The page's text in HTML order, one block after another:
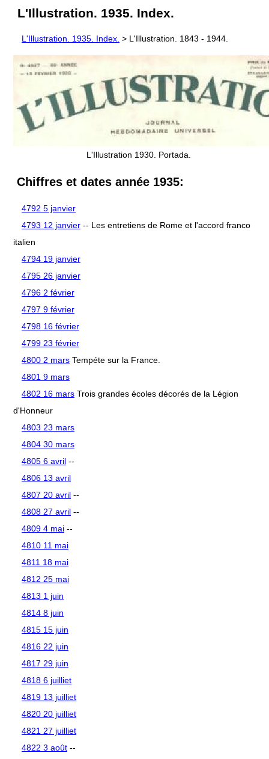
L'Illustration. 1935. Index.
L'Illustration. 1935. Index. > L'Illustration. 1843 - 1944.
L'Illustration 1930. Portada.
Chiffres et dates année 1935:
4792 5 janvier
4793 12 janvier -- Les entretiens de Rome et l'accord franco
italien
4794 19 janvier
4795 26 janvier
4796 2 février
4797 9 février
4798 16 février
4799 23 février
4800 2 mars Tempéte sur la France.
4801 9 mars
4802 16 mars Trois grandes écoles décorés de la Légion
d'Honneur
4803 23 mars
4804 30 mars
4805 6 avril --
4806 13 avril
4807 20 avril --
4808 27 avril --
4809 4 mai --
4810 11 mai
4811 18 mai
4812 25 mai
4813 1 juin
4814 8 juin
4815 15 juin
4816 22 juin
4817 29 juin
4818 6 juilliet
4819 13 juilliet
4820 20 juilliet
4821 27 juilliet
4822 3 août --